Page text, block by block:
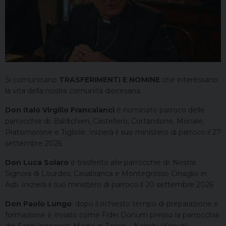
Si comunicano TRASFERIMENTI E NOMINE che interessano
la vita della nostra comunità diocesana:
Don Italo Virgilio Francalanci è nominato parroco delle
parrocchie di: Baldichieri, Castellero, Cortandone, Monale,
Pratomorone e Tigliole. Inizierà il suo ministero di parroco il 27
settembre 2026
Don Luca Solaro è trasferito alle parrocchie di: Nostra
Signora di Lourdes, Casabianca e Montegrosso Cinaglio in
Asti. Inizierà il suo ministero di parroco il 20 settembre 2026
Don Paolo Lungo : dopo il richiesto tempo di preparazione e
formazione è inviato come Fidei Donum presso la parrocchia